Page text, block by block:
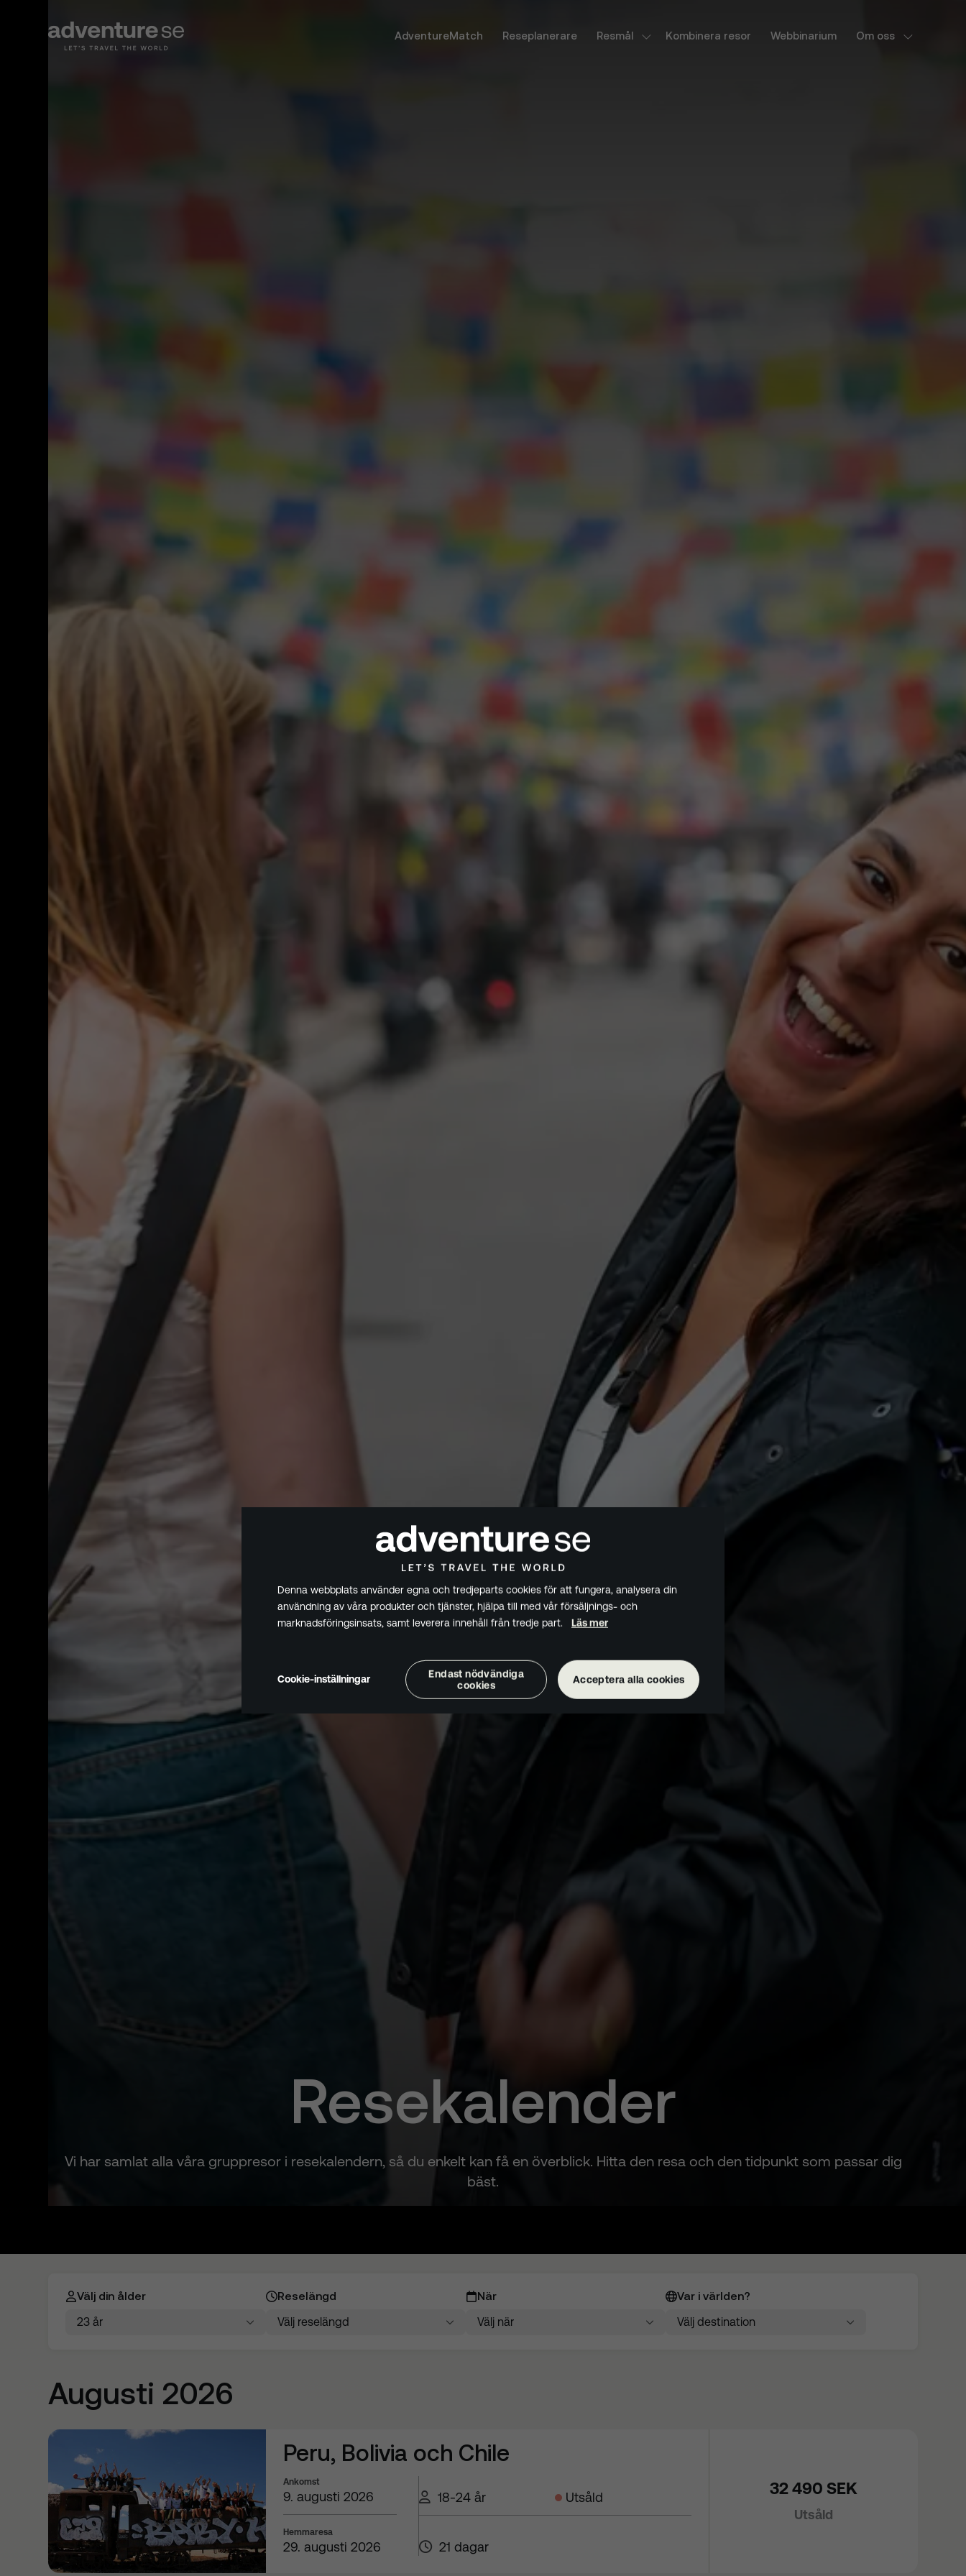
AdventureMatch Reseplanerare Resmål Kombinera resor Webbinarium Om oss
Rese­kalender
Vi har samlat alla våra gruppresor i resekalendern, så du enkelt kan få en överblick. Hitta den resa och den tidpunkt som passar dig
bäst.
Välj din ålder
Välj din ålder
23 år 
Reselängd
Välj reselängd
Välj reselängd 
När
Välj när
Välj när 
Var i världen?
Välj destination
Välj destination 
Augusti 2026
Peru, Bolivia och Chile
Ankomst
9. augusti 2026
Hemmaresa
29. augusti 2026
18-24 år Utsåld
21 dagar
32 490 SEK
Utsåld
Denna webbplats använder egna och tredjeparts cookies för att fungera, analysera din
användning av våra produkter och tjänster, hjälpa till med vår försäljnings- och
marknadsföringsinsats, samt leverera innehåll från tredje part. Läs mer
Cookie-inställningar
Endast nödvändiga
cookies
Acceptera alla cookies